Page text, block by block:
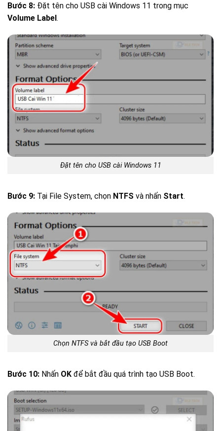
Bước 8: Đặt tên cho USB cài Windows 11 trong mục
Volume Label.
Đặt tên cho USB cài Windows 11
Bước 9: Tại File System, chọn NTFS và nhấn Start.
Chọn NTFS và bắt đầu tạo USB Boot
Bước 10: Nhấn OK để bắt đầu quá trình tạo USB Boot.